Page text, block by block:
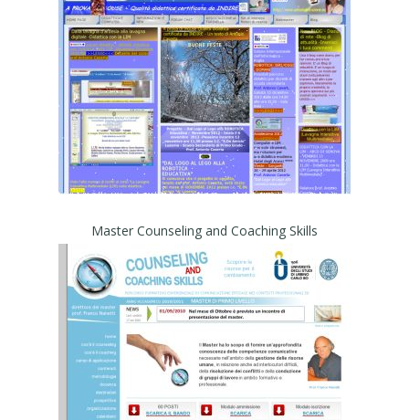
Master Counseling and Coaching Skills